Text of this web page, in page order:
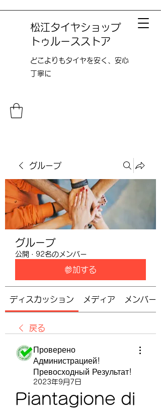
松江タイヤショップ
トゥルースストア
どこよりも​タイヤを安く、安心
丁寧に
グループ
グループ
公開 · 92名のメンバー
参加する
ディスカッション メディア メンバー
戻る
Проверено
Администрацией!
Превосходный Результат!
2023年9月7日
Piantagione di